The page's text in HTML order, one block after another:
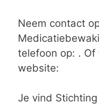
Neem contact
telefoon op: . Of
website:
Je vind